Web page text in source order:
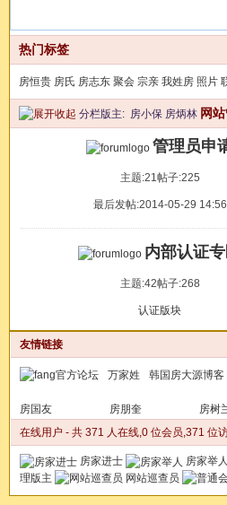
热门标签
房恒贵 房氏 房志东 聚会 宗亲 我姓房 照片
分栏版主: 房小保 房炳林 网
管理员申
主题:21帖子:225
最后发帖:2014-05-29 14:56
内部认证
主题:42帖子:268
认证版块
友情链接
万家姓 韩国房大源博客
房国友
房朋奎 房树
在线用户 - 共 371 人在线,0 位会员,371 位
房家进士 房家举人
理版主
网站巡查员